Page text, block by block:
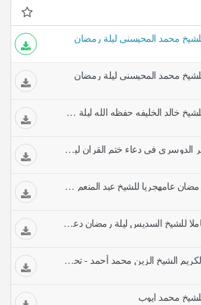
محمد المحيسني ليلة رمضان
محمد المحيسني ليلة رمضان
دعاء ختم القران للشيخ خالد الخليفه حفظه الله ليلة رمضان ه
الشيخ الدكتور ياسر الدوسري في دعاء ختم القران ليلة رمضان جودة عالية
دعاء ختم القران رمضان عامهجريا للشيخ عبد المنعم عبد المبدئ
دعاء ختم القرن كاملا للشيخ السديس ليلة رمضان دعاء ختمة الحرم المكي للسديس
دعاء ختم القران الكريم الشيخ الزين محمد أحمد - تحري ليلة القدر
محمد ايوب